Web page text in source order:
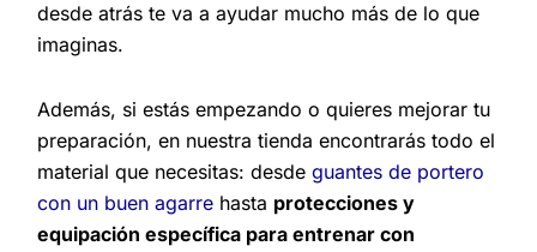
desde atrás te va a ayudar mucho más de lo que
imaginas.
Además, si estás empezando o quieres mejorar tu
preparación, en nuestra tienda encontrarás todo el
material que necesitas: desdeguantes de portero
con un buen agarre hasta protecciones y
equipación específica para entrenar con